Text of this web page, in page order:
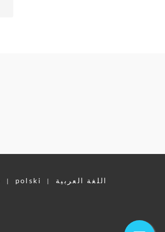
اللغة العربية |
| polski